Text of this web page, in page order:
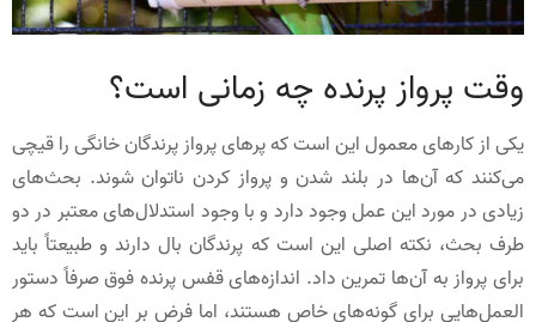
وقت پرواز پرنده چه زمانی است؟
یکی از کارهای معمول این است که پرهای پرواز پرندگان خانگی را قیچی
می‌کنند که آن‌ها در بلند شدن و پرواز کردن ناتوان شوند. بحث‌های
زیادی در مورد این عمل وجود دارد و با وجود استدلال‌های معتبر در دو
طرف بحث، نکته اصلی این است که پرندگان بال دارند و طبیعتاً باید
برای پرواز به آن‌ها تمرین داد. اندازه‌های قفس پرنده فوق صرفاً دستور
العمل‌هایی برای گونه‌های خاص هستند، اما فرض بر این است که هر